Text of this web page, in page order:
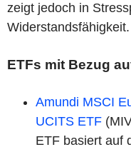
zeigt jedoch in
ETFs mit Bezug
Amundi MSCI
UCITS ETF
ETF basiert auf